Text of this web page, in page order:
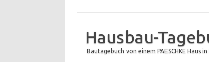
Hausbau-
Bautagebuch von einem PAESCHKE Haus